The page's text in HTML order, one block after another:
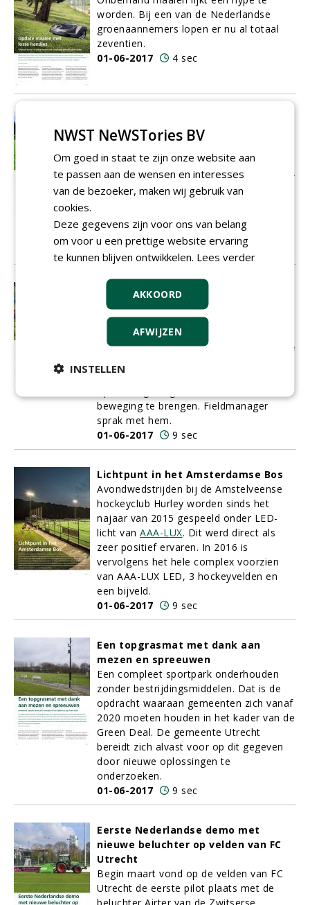
worden. Bij een van de Nederlandse
groenaannemers lopen er nu al totaal
zeventien.
01-06-2017
4 sec
beheer van sportvelden?
is volop in ontwikkeling. Denk hierbij aan
bezuinigingen die ons dwingen efficiënter
te werken, de invoering van de greendeal
beheer én de ontwikkelingen rondom
GPS (sensoring) en precisiebeheer.
01-06-2017
Maastricht hervat
verbeteringsprogramma
Na een gedwongen pauze van bijna tien
jaar is de gemeente Maastricht van plan
haar vernieuwingsbeleid nieuw leven in te
Maastricht Sport, Coen Janssen, heeft
beweging te brengen. Fieldmanager
sprak met hem.
01-06-2017
9 sec
Lichtpunt in het Amsterdamse Bos
Avondwedstrijden bij de Amstelveense
hockeyclub Hurley worden sinds het
najaar van 2015 gespeeld onder LED-
licht van AAA-LUX. Dit werd direct als
zeer positief ervaren. In 2016 is
vervolgens het hele complex voorzien
van AAA-LUX LED, 3 hockeyvelden en
een bijveld.
01-06-2017
9 sec
Een topgrasmat met dank aan
mezen en spreeuwen
Een compleet sportpark onderhouden
zonder bestrijdingsmiddelen. Dat is de
opdracht waaraan gemeenten zich vanaf
2020 moeten houden in het kader van de
Green Deal. De gemeente Utrecht
bereidt zich alvast voor op dit gegeven
door nieuwe oplossingen te
onderzoeken.
01-06-2017
9 sec
Eerste Nederlandse demo met
nieuwe beluchter op velden van FC
Utrecht
Begin maart vond op de velden van FC
Utrecht de eerste pilot plaats met de
NWST NeWSTories BV
Om goed in staat te zijn onze website aan
te passen aan de wensen en interesses
van de bezoeker, maken wij gebruik van
cookies.
Deze gegevens zijn voor ons van belang
om voor u een prettige website ervaring
te kunnen blijven ontwikkelen. Lees verder
AKKOORD
AFWIJZEN
INSTELLEN